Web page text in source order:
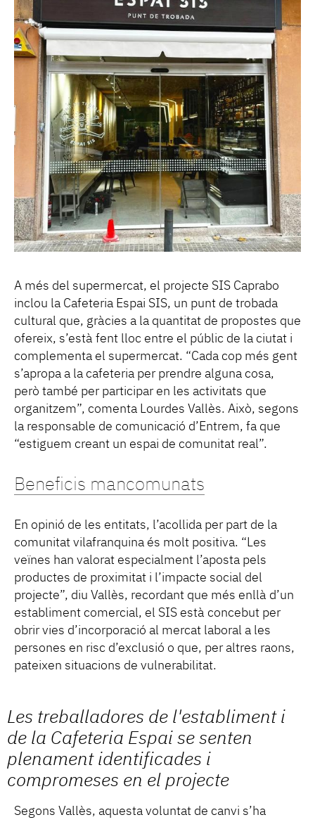
A més del supermercat, el projecte SIS Caprabo
inclou la Cafeteria Espai SIS, un punt de trobada
cultural que, gràcies a la quantitat de propostes que
ofereix, s’està fent lloc entre el públic de la ciutat i
complementa el supermercat. “Cada cop més gent
s’apropa a la cafeteria per prendre alguna cosa,
però també per participar en les activitats que
organitzem”, comenta Lourdes Vallès. Això, segons
la responsable de comunicació d’Entrem, fa que
“estiguem creant un espai de comunitat real”.
Beneficis mancomunats
En opinió de les entitats, l’acollida per part de la
comunitat vilafranquina és molt positiva. “Les
veïnes han valorat especialment l’aposta pels
productes de proximitat i l’impacte social del
projecte”, diu Vallès, recordant que més enllà d’un
establiment comercial, el SIS està concebut per
obrir vies d’incorporació al mercat laboral a les
persones en risc d’exclusió o que, per altres raons,
pateixen situacions de vulnerabilitat.
Les treballadores de l'establiment i
de la Cafeteria Espai se senten
plenament identificades i
compromeses en el projecte
Segons Vallès, aquesta voluntat de canvi s’ha